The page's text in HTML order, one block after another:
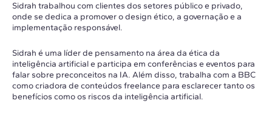
Sidrah trabalhou com clientes dos setores público e privado,
onde se dedica a promover o design ético, a governação e a
implementação responsável.
Sidrah é uma líder de pensamento na área da ética da
inteligência artificial e participa em conferências e eventos para
falar sobre preconceitos na IA. Além disso, trabalha com a BBC
como criadora de conteúdos freelance para esclarecer tanto os
benefícios como os riscos da inteligência artificial.